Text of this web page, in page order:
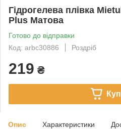
Гідрогелева плівка
Plus Матова
Готово до відправки
Код: arbc30886
Роздріб
219 ₴
Опис Характеристики